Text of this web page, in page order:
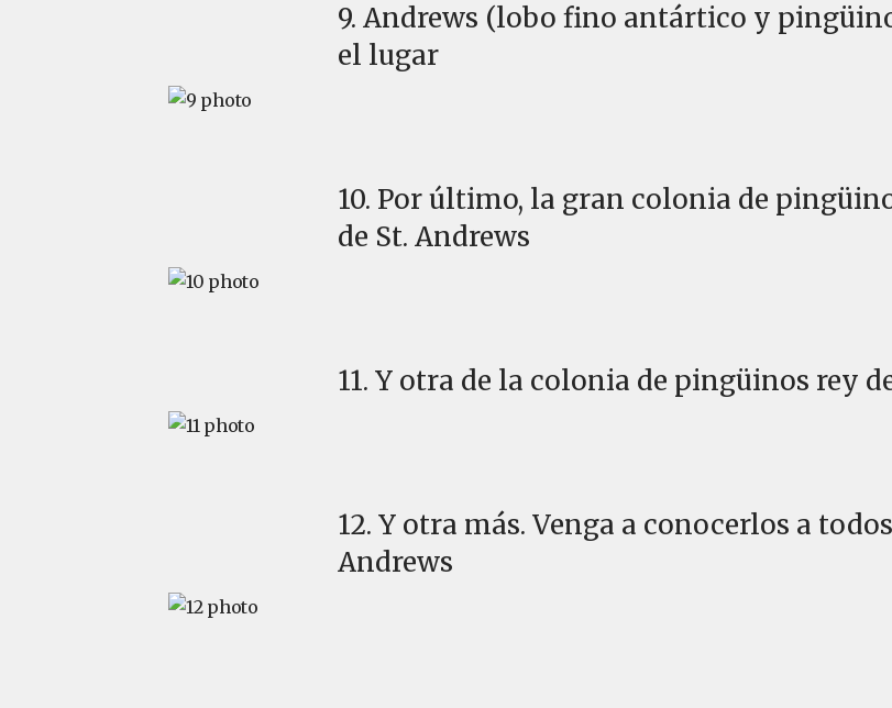
9. Andrews (lobo fino antártico y
el lugar
10. Por último, la gran colonia de
de St. Andrews
11. Y otra de la colonia de pingüinos rey
12. Y otra más. Venga a conocerlos a
Andrews